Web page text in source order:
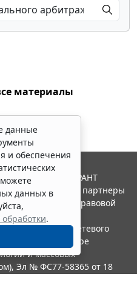
материалы
данные
и обеспечения
данных в
.
Система ГАРАНТ
"Гарант" и ее партнеры
ассоциации правовой
в качестве сетевого
по надзору в сфере
и массовых
Эл № ФС77-58365 от 18